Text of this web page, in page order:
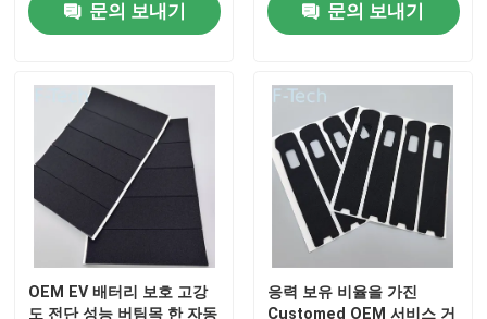
공장 투어
품질 관리
저희와 연락
사건
이프
문의 보내기 문의 보내기
OEM EV 배터리 보호 고강
도 전단 성능 버팀목 한 자동
응력 보유 비율을 가진
Customed OEM 서비스 거